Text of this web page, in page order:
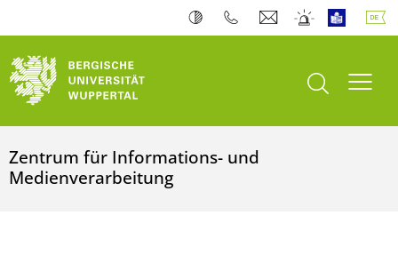
Suche öffnen
Zentrum für Informations- und
Medienverarbeitung